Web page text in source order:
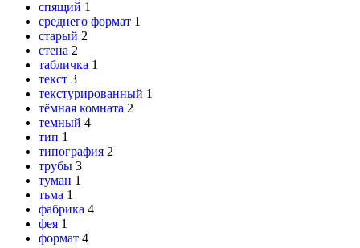
спящий 1
среднего формат 1
старый 2
стена 2
табличка 1
текст 3
текстурированный 1
тёмная комната 2
темный 4
тип 1
типография 2
трубы 3
туман 1
тьма 1
фабрика 4
фея 1
формат 4